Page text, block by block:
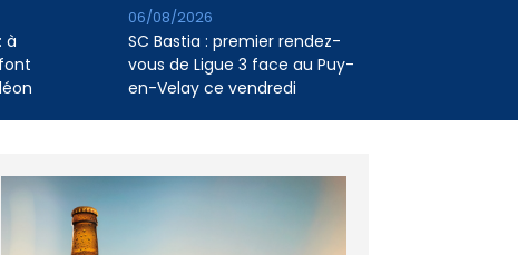
à
SC Bastia : premier rendez-
vous de Ligue 3 face au Puy-
en-Velay ce vendredi
06/08/2026